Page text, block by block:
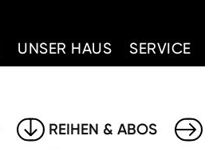
UNSER HAUS SERVICE
REIHEN & ABOS